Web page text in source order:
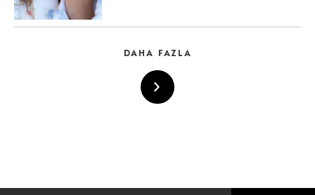
DAHA FAZLA